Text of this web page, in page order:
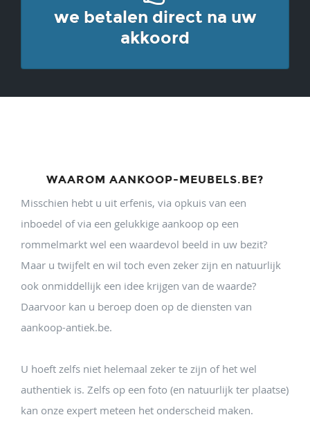
we betalen direct na uw
akkoord
WAAROM AANKOOP-MEUBELS.BE?
Misschien hebt u uit erfenis, via opkuis van een
inboedel of via een gelukkige aankoop op een
rommelmarkt wel een waardevol beeld in uw bezit?
Maar u twijfelt en wil toch even zeker zijn en natuurlijk
ook onmiddellijk een idee krijgen van de waarde?
Daarvoor kan u beroep doen op de diensten van
aankoop-antiek.be.
U hoeft zelfs niet helemaal zeker te zijn of het wel
authentiek is. Zelfs op een foto (en natuurlijk ter plaatse)
kan onze expert meteen het onderscheid maken.